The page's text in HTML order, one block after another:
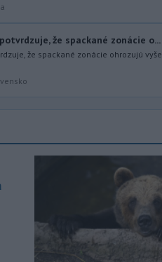
že spackané zonácie o...
že spackané zonácie ohrozujú vyše